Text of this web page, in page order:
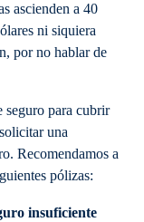
ascienden a 40
ni siquiera
por no hablar de
seguro para cubrir
una
Recomendamos a
pólizas:
insuficiente